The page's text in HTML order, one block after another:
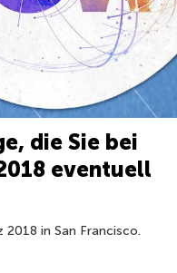
die Sie bei
eventuell
2018 in San Francisco.